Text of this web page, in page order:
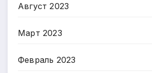
Август 2023
Март 2023
Февраль 2023